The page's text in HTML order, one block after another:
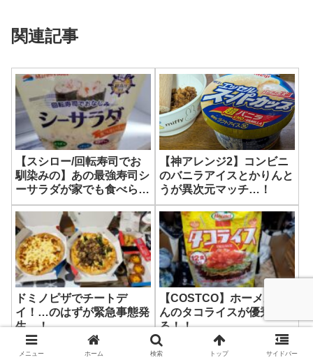
関連記事
【スシロー/回転寿司でお
馴染みの】あの最強寿司シ
ーサラダが家でも食べられ
るってホント！？
【Costco/コストコ】
【神アレンジ2】コンビニ
のバニラアイスとかりんと
うが異次元マッチ…！
ドミノピザでチートデ
イ！…のはずが緊急事態発
生…！
【COSTCO】ホーメルさ
んのタコライスが優秀すぎ
る！！
メニュー ホーム 検索 トップ サイドバー